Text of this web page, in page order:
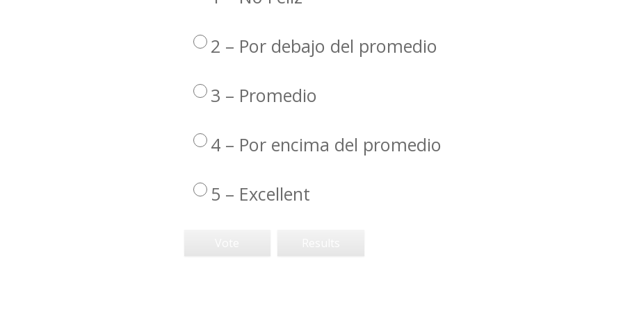
2 – Por debajo del promedio
3 – Promedio
4 – Por encima del promedio
5 – Excellent